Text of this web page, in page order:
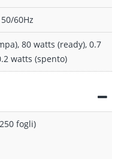
60Hz
80 watts (ready), 0.7
watts (spento)
fogli)